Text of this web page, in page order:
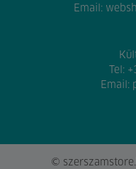
Email:
Tel:
Email:
©